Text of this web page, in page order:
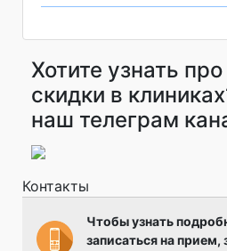
Хотите узнать
скидки в
наш телеграм
Контакты
Чтобы узнать
записаться на прием,